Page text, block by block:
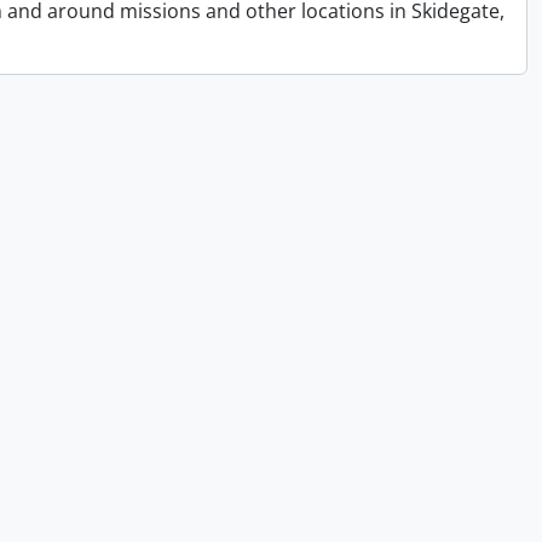
around missions and other locations in Skidegate,